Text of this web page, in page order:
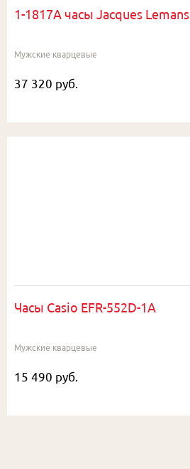
1-1817A часы Jacques Lemans
Мужские кварцевые
37 320 руб.
Часы Casio EFR-552D-1A
Мужские кварцевые
15 490 руб.